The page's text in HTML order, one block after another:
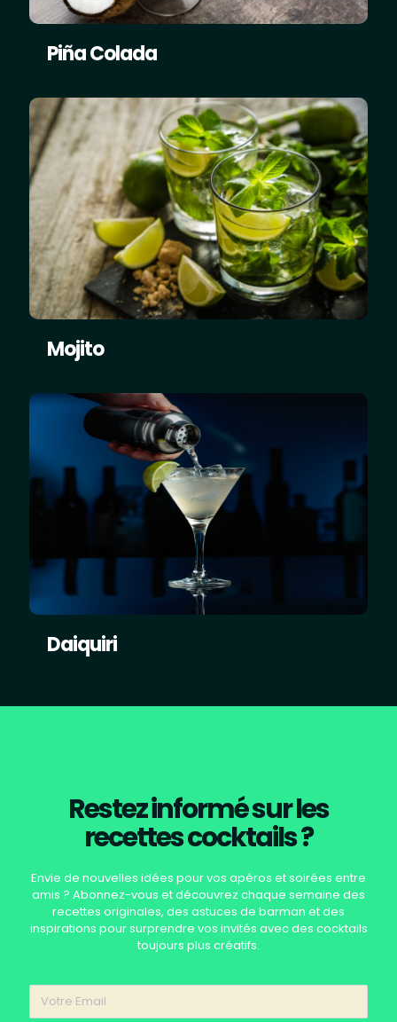
Piña Colada
Mojito
Daiquiri
Restez informé sur les
recettes cocktails ?
Envie de nouvelles idées pour vos apéros et soirées entre
amis ? Abonnez-vous et découvrez chaque semaine des
recettes originales, des astuces de barman et des
inspirations pour surprendre vos invités avec des cocktails
toujours plus créatifs.